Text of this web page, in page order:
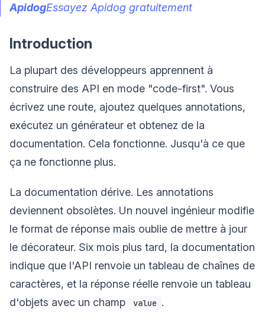
ApidogEssayez Apidog gratuitement
Introduction
La plupart des développeurs apprennent à
construire des API en mode "code-first". Vous
écrivez une route, ajoutez quelques annotations,
exécutez un générateur et obtenez de la
documentation. Cela fonctionne. Jusqu'à ce que
ça ne fonctionne plus.
La documentation dérive. Les annotations
deviennent obsolètes. Un nouvel ingénieur modifie
le format de réponse mais oublie de mettre à jour
le décorateur. Six mois plus tard, la documentation
indique que l'API renvoie un tableau de chaînes de
caractères, et la réponse réelle renvoie un tableau
d'objets avec un champ
value .